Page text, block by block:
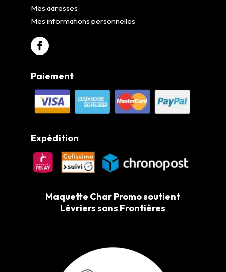
Mes adresses
Mes informations personnelles
Paiement
Expédition
Maquette Char Promo soutient
Lévriers sans Frontières